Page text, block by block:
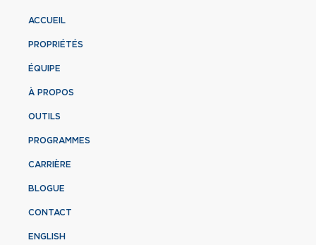
ACCUEIL
PROPRIÉTÉS
ÉQUIPE
À PROPOS
OUTILS
PROGRAMMES
CARRIÈRE
BLOGUE
CONTACT
ENGLISH